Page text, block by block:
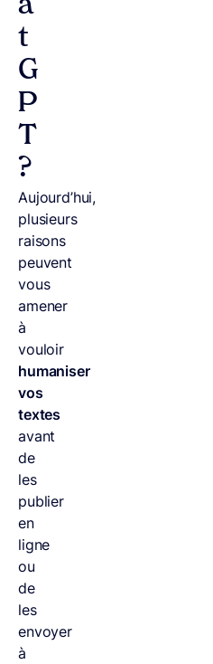
a
t
G
P
T
?
Aujourd’hui,
plusieurs
raisons
peuvent
vous
amener
à
vouloir
humaniser
vos
textes
avant
de
les
publier
en
ligne
ou
de
les
envoyer
à